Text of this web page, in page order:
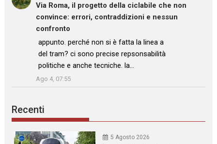
Via Roma, il progetto della ciclabile che non
convince: errori, contraddizioni e nessun
confronto
: “
appunto. perché non si è fatta la linea a
del tram? ci sono precise repsonsabilità
politiche e anche tecniche. la…
”
Ago 4, 07:55
Recenti
5 Agosto 2026